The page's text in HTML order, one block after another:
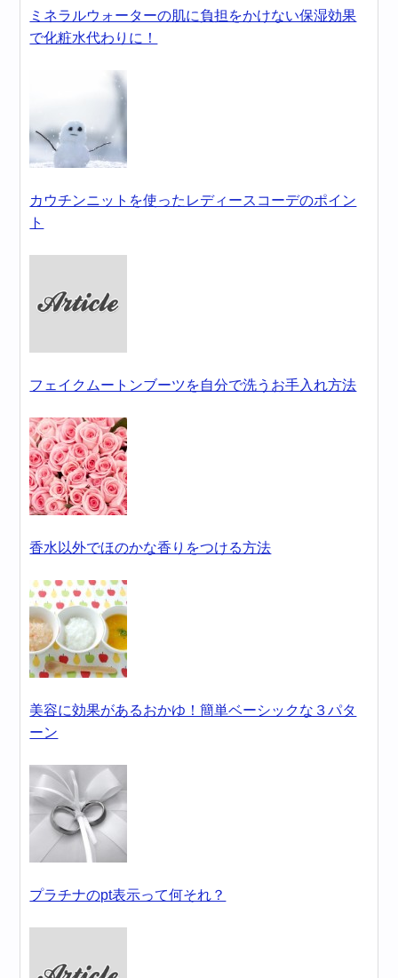
ミネラルウォーターの肌に負担をかけない保湿効果
で化粧水代わりに！
カウチンニットを使ったレディースコーデのポイン
ト
フェイクムートンブーツを自分で洗うお手入れ方法
香水以外でほのかな香りをつける方法
美容に効果があるおかゆ！簡単ベーシックな３パタ
ーン
プラチナのpt表示って何それ？